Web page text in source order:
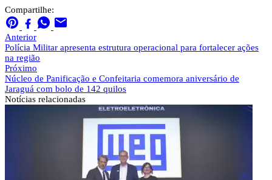
Compartilhe:
Anterior
Polícia Militar apresenta estrutura operacional para fortalecer ações
na região
Próximo
Núcleo de Panificação e Confeitaria comemora aniversário de
Jaraguá com bolo de 142 quilos
Notícias relacionadas